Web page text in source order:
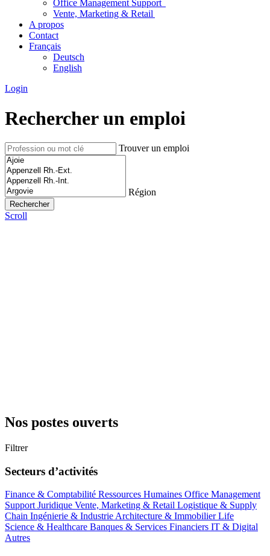
Office Management Support
Vente, Marketing & Retail
A propos
Contact
Français
Deutsch
English
Login
Rechercher un emploi
Trouver un emploi
Région
Scroll
Nos postes ouverts
Filtrer
Secteurs d’activités
Finance & Comptabilité Ressources Humaines Office Management
SupportJuridique Vente, Marketing & Retail Logistique & Supply
Chain Ingénierie & IndustrieArchitecture & ImmobilierLife
Science & Healthcare Banques & Services Financiers IT & Digital
Autres